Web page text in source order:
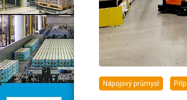
Nápojový průmysl